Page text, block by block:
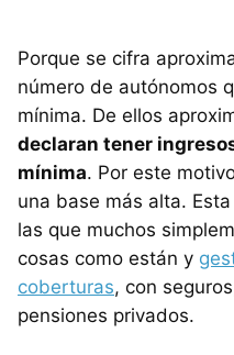
Porque se cifra
número de autónomos
mínima. De ellos
declaran tener
mínima. Por este
una base más alta.
las que muchos
cosas como están y
coberturas, con
pensiones privados.